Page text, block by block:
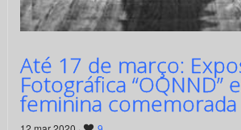
Até 17 de março:
Fotográfica “OQNND”
feminina